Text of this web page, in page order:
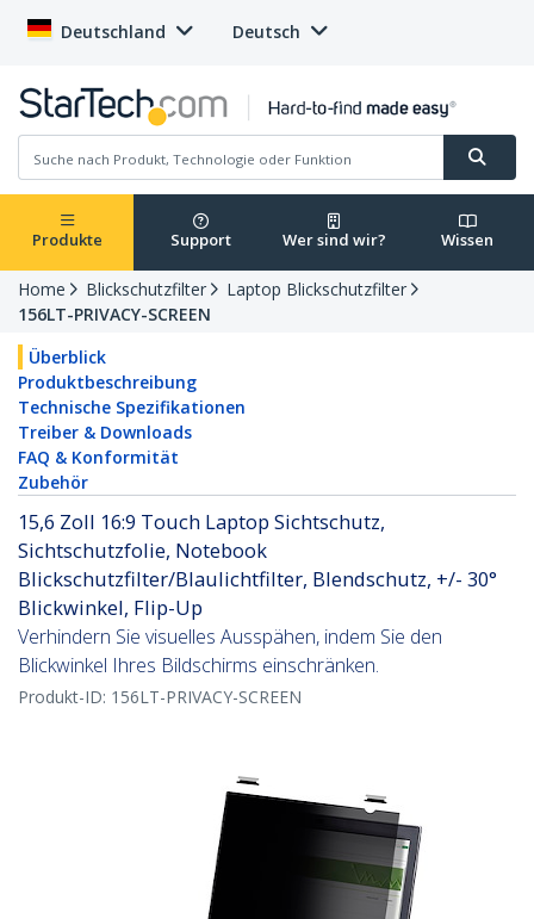
Deutschland Deutsch
Produkte Support Wer sind wir? Wissen
Home Blickschutzfilter
Laptop Blickschutzfilter
156LT-PRIVACY-SCREEN
Überblick
Produktbeschreibung
Technische Spezifikationen
Treiber & Downloads
FAQ & Konformität
Zubehör
15,6 Zoll 16:9 Touch Laptop Sichtschutz,
Sichtschutzfolie, Notebook
Blickschutzfilter/Blaulichtfilter, Blendschutz, +/- 30°
Blickwinkel, Flip-Up
Verhindern Sie visuelles Ausspähen, indem Sie den
Blickwinkel Ihres Bildschirms einschränken.
Produkt-ID: 156LT-PRIVACY-SCREEN